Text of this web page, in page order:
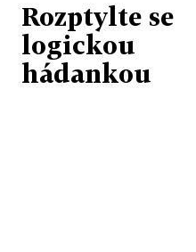
Rozptylte se
logickou
hádankou